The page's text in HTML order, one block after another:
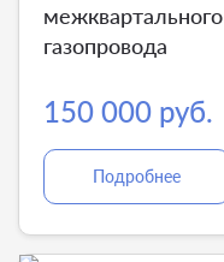
межквартального
газопровода
150 000 руб.
Подробнее